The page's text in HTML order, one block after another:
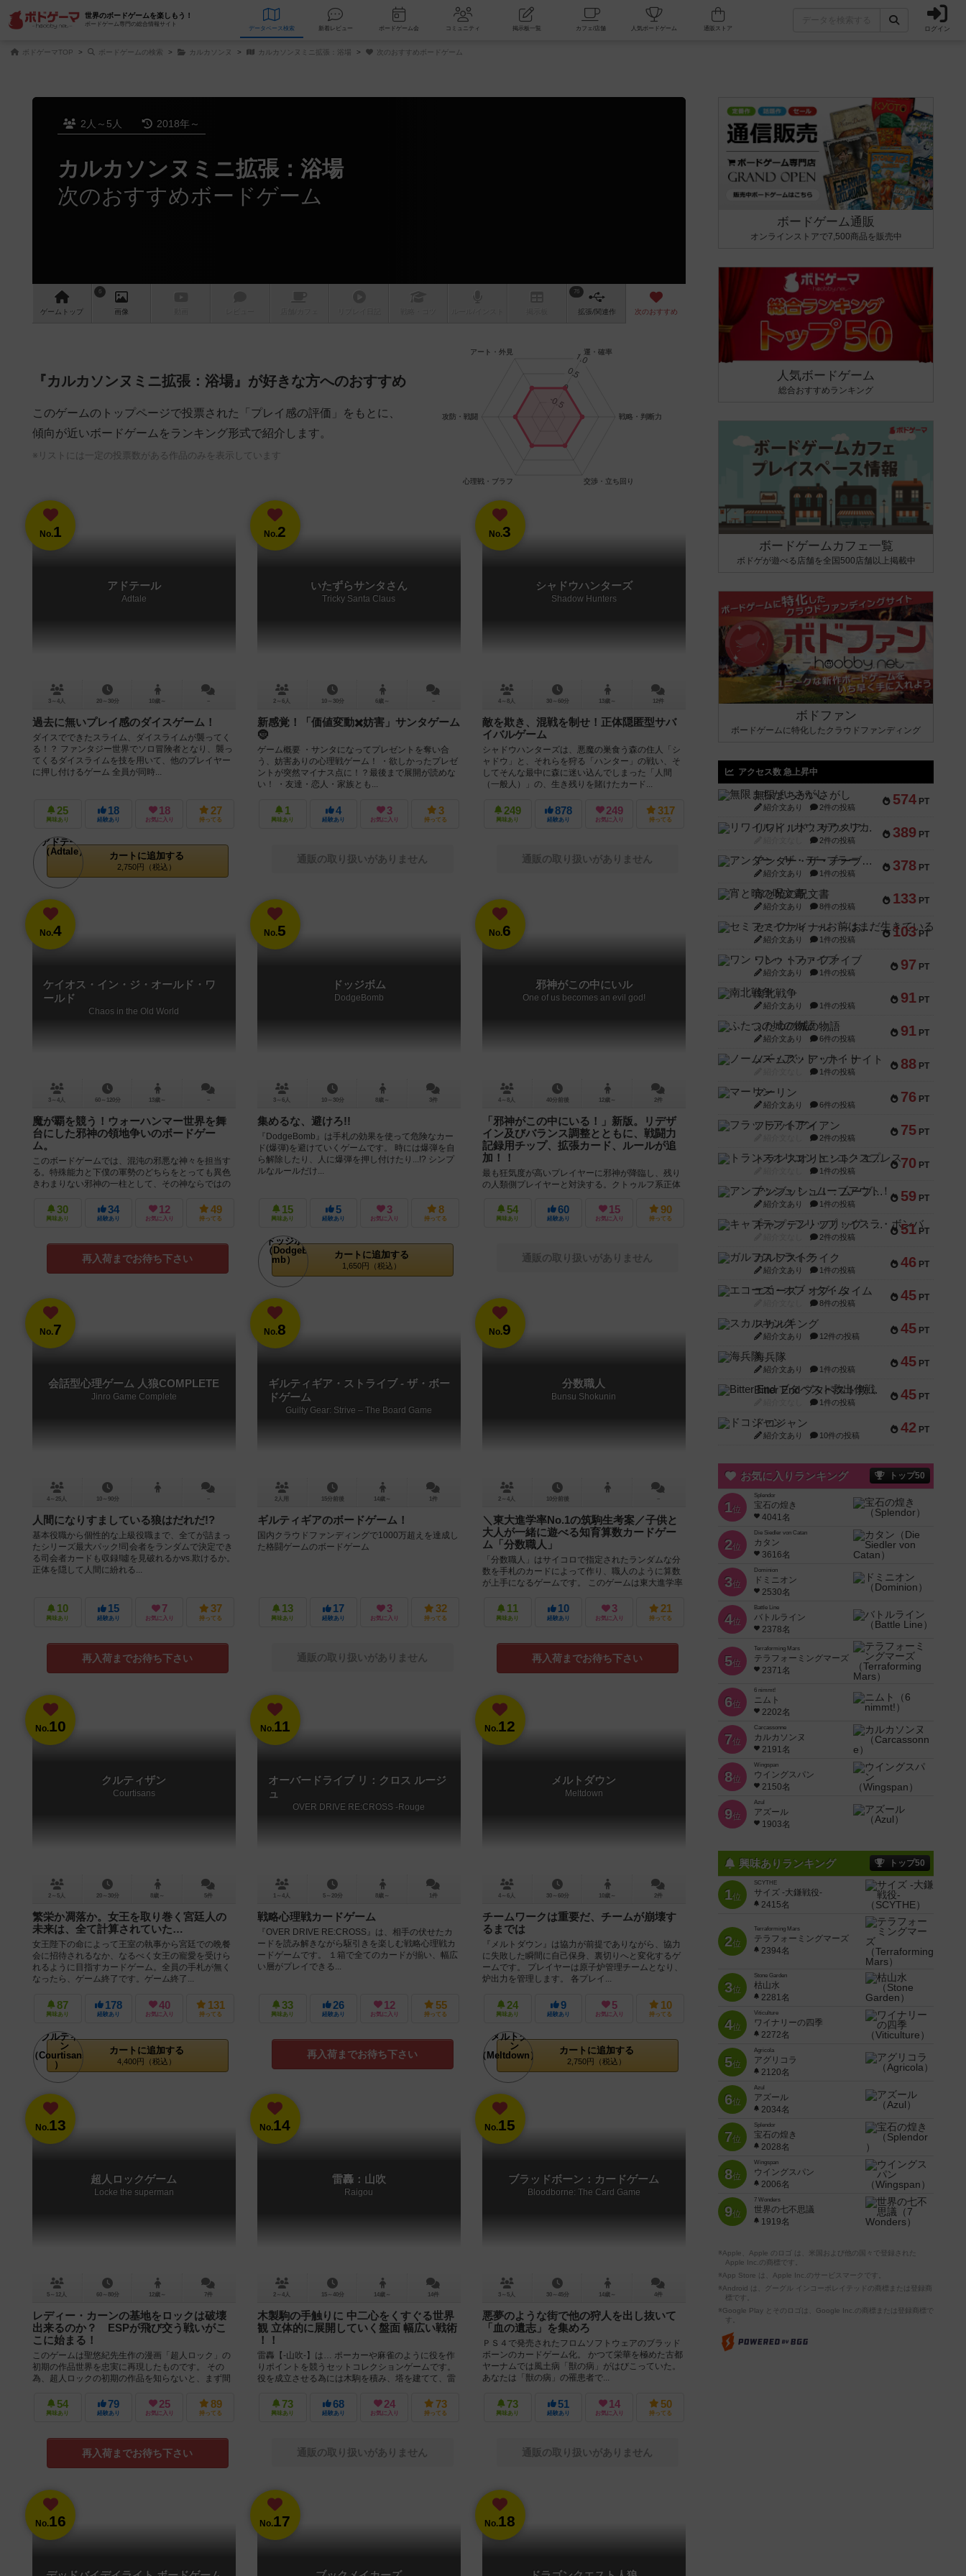
世界のボードゲームを楽しもう！
ボードゲーム専門の総合情報サイト
データベース 検索 新着レビュー ボードゲーム会 コミュニティ 掲示板一覧 カフェ/店舗 人気ボードゲーム ログイン
ボドゲーマTOP ボードゲームの検索 カルカソンヌ カルカソンヌミニ拡張：浴場 次のおすすめボードゲーム
2人～5人 2018年～
カルカソンヌミニ拡張：浴場
次のおすすめボードゲーム
ゲーム トップ
6
画像
76
拡張/関連作 次のおすすめ
『カルカソンヌミニ拡張：浴場』が好きな方へのおすすめ
このゲームのトップページで投票された「プレイ感の評価」をもとに、
傾向が近いボードゲームをランキング形式で紹介します。
※リストには一定の投票数がある作品のみを表示しています
No.1
アドテール
Adtale
3～4人 20～30分 10歳～ －
過去に無いプレイ感のダイスゲーム！
ダイスでできたスライム、ダイスライムが襲ってく
る！？ ファンタジー世界でソロ冒険者となり、襲っ
てくるダイスライムを技を用いて、他のプレイヤー
に押し付けるゲーム 全員が同時...
25
興味あり
18
経験あり
18
お気に入り
27
持ってる
カートに追加する
2,750円（税込）
No.2
いたずらサンタさん
Tricky Santa Claus
2～6人 10～30分 6歳～ －
新感覚！「価値変動✖️妨害」サンタゲーム
🤶
ゲーム概要 ・サンタになってプレゼントを奪い合
う、妨害ありの心理戦ゲーム！ ・欲しかったプレゼ
ントが突然マイナス点に！？最後まで展開が読めな
い！ ・友達・恋人・家族とも...
1
興味あり
4
経験あり
3
お気に入り
3
持ってる
通販の取り扱いがありません
No.3
シャドウハンターズ
Shadow Hunters
4～8人 30～60分 13歳～ 12件
敵を欺き、混戦を制せ！正体隠匿型サバ
イバルゲーム
シャドウハンターズは、悪魔の巣食う森の住人「シ
ャドウ」と、それらを狩る「ハンター」の戦い、そ
してそんな最中に森に迷い込んでしまった「人間
（一般人）」の、生き残りを賭けたカード...
249
興味あり
878
経験あり
249
お気に入り
317
持ってる
通販の取り扱いがありません
No.4
ケイオス・イン・ジ・オールド・ワ
ールド
Chaos in the Old World
3～4人 60～120分 13歳～ －
魔が覇を競う！ウォーハンマー世界を舞
台にした邪神の領地争いのボードゲー
ム。
このボードゲームでは、混沌の邪悪な神々を担当す
る。特殊能力と下僕の軍勢のどちらをとっても異色
きわまりない邪神の一柱として、その神ならではの
30
興味あり
34
経験あり
12
お気に入り
49
持ってる
再入荷までお待ち下さい
No.5
ドッジボム
DodgeBomb
3～6人 10～30分 8歳～ 3件
集めるな、避けろ!!
『DodgeBomb』は手札の効果を使って危険なカー
ド(爆弾)を避けていくゲームです。 時には爆弾を自
ら解除したり、人に爆弾を押し付けたり...!? シンプ
ルなルールだけ...
15
興味あり
5
経験あり
3
お気に入り
8
持ってる
カートに追加する
1,650円（税込）
No.6
邪神がこの中にいル
One of us becomes an evil god!
4～8人 40分前後 12歳～ 2件
「邪神がこの中にいる！」新版。リデザ
イン及びバランス調整とともに、戦闘力
記録用チップ、拡張カード、ルールが追
加！！
最も狂気度が高いプレイヤーに邪神が降臨し、残り
の人類側プレイヤーと対決する。クトゥルフ系正体
復活。 カードのリデザイン、ゲーム...
54
興味あり
60
経験あり
15
お気に入り
90
持ってる
通販の取り扱いがありません
No.7
会話型心理ゲーム 人狼COMPLETE
Jinro Game Complete
4～25人 10～90分 －
人間になりすましている狼はだれだ!?
基本役職から個性的な上級役職まで、全てが詰まっ
たシリーズ最大パック!司会者をランダムで決定でき
る司会者カードも収録!噓を見破れるかvs.欺けるか。
正体を隠して人間に紛れる...
10
興味あり
15
経験あり
7
お気に入り
37
持ってる
再入荷までお待ち下さい
No.8
ギルティギア・ストライブ - ザ・ボー
ドゲーム
Guilty Gear: Strive – The Board Game
2人用 15分前後 14歳～ 1件
ギルティギアのボードゲーム！
国内クラウドファンディングで1000万超えを達成し
た格闘ゲームのボードゲーム
13
興味あり
17
経験あり
3
お気に入り
32
持ってる
通販の取り扱いがありません
No.9
分数職人
Bunsu Shokunin
2～4人 10分前後 －
＼東大進学率No.1の筑駒生考案／子供と
大人が一緒に遊べる知育算数カードゲー
ム「分数職人」
「分数職人」はサイコロで指定されたランダムな分
数を手札のカードによって作り、職人のように算数
が上手になるゲームです。 このゲームは東大進学率
11
興味あり
10
経験あり
3
お気に入り
21
持ってる
再入荷までお待ち下さい
No.10
クルティザン
Courtisans
2～5人 20～30分 8歳～ 5件
繁栄か凋落か。女王を取り巻く宮廷人の
未来は、全て計算されていた…
女王陛下の命によって王室の執事から宮廷での晩餐
会に招待されるなか、なるべく女王の寵愛を受けら
れるように目指すカードゲーム。全員の手札が無く
なったら、ゲーム終了です。ゲーム終了...
87
興味あり
178
経験あり
40
お気に入り
131
持ってる
カートに追加する
4,400円（税込）
No.11
オーバードライブ リ：クロス ルージ
ュ
OVER DRIVE RE:CROSS -Rouge
1～4人 5～20分 8歳～ 1件
戦略心理戦カードゲーム
『OVER DRIVE RE:CROSS』は、相手の伏せたカ
ードを読み解きながら駆引きを楽しむ戦略心理戦カ
ードゲームです。 １箱で全てのカードが揃い、幅広
い層がプレイできる...
33
興味あり
26
経験あり
12
お気に入り
55
持ってる
再入荷までお待ち下さい
No.12
メルトダウン
Meltdown
4～6人 30～60分 10歳～ 2件
チームワークは重要だ、チームが崩壊す
るまでは
『メルトダウン』は協力が前提でありながら、協力
に失敗した瞬間に自己保身、裏切りへと変化するゲ
ームです。 プレイヤーは原子炉管理チームとなり、
炉出力を管理します。 各プレイ...
24
興味あり
9
経験あり
5
お気に入り
10
持ってる
カートに追加する
2,750円（税込）
No.13
超人ロックゲーム
Locke the superman
5～12人 60～80分 12歳～ 7件
レディー・カーンの基地をロックは破壊
出来るのか？ ESPが飛び交う戦いがこ
こに始まる！
このゲームは聖悠紀先生作の漫画「超人ロック」の
初期の作品世界を忠実に再現したものです。 その
為、超人ロックの初期の作品を知らないと、まず間
54
興味あり
79
経験あり
25
お気に入り
89
持ってる
再入荷までお待ち下さい
No.14
雷轟：山吹
Raigou
2～4人 15～40分 14歳～ 14件
木製駒の手触りに 中二心をくすぐる世界
観 立体的に展開していく盤面 幅広い戦術
！！
雷轟【-山吹-】は… ポーカーや麻雀のように役を作
りポイントを競うセットコレクションゲームです。
役を成立させる為には木駒を積み、塔を建てて、雷
73
興味あり
68
経験あり
24
お気に入り
73
持ってる
通販の取り扱いがありません
No.15
ブラッドボーン：カードゲーム
Bloodborne: The Card Game
3～5人 30～45分 14歳～ 4件
悪夢のような街で他の狩人を出し抜いて
「血の遺志」を集めろ
ＰＳ４で発売されたフロムソフトウェアのブラッド
ボーンのカードゲーム化。 かつて栄華を極めた古都
ヤーナムでは風土病「獣の病」がはびこっていた。
あなたは「獣の病」の罹患者で...
73
興味あり
51
経験あり
14
お気に入り
50
持ってる
通販の取り扱いがありません
No.16 No.17 No.18
ボードゲーム通販
オンラインストアで7,500商品を販売中
人気ボードゲーム
総合おすすめランキング
ボードゲームカフェ一覧
ボドゲが遊べる店舗を全国500店舗以上掲載中
ボドファン
ボードゲームに特化したクラウドファンディング
アクセス数 急上昇中
574 PT
無限まちがいさがし
紹介文あり 2件の投稿
389 PT
リワイルド：サウスアメリカ
2件の投稿
378 PT
アンダー・ザ・テーブラー
紹介文あり 1件の投稿
133 PT
宵と暁の呪文書
紹介文あり 8件の投稿
103 PT
セミファイナル ～お前はまだ生きている～
紹介文あり 1件の投稿
97 PT
ワン・トゥ・ファイブ
紹介文あり 1件の投稿
91 PT
南北戦争
紹介文あり 1件の投稿
91 PT
ふたつの城の物語
紹介文あり 6件の投稿
88 PT
ノームズ・アット・ナイト
1件の投稿
76 PT
マーリン
紹介文あり 6件の投稿
75 PT
フラットアイアン
2件の投稿
70 PT
トランスオリエント・エクスプレス
1件の投稿
59 PT
アンブッシュ！：ムーブアウト！
紹介文あり 1件の投稿
51 PT
キャプテン・フリップ：イスラ・ボンバ
2件の投稿
46 PT
ガルフストライク
紹介文あり 1件の投稿
45 PT
エコーズ・オブ・タイム
8件の投稿
45 PT
スカルキング
紹介文あり 12件の投稿
45 PT
海兵隊
紹介文あり 1件の投稿
45 PT
Bitter End ブタペスト救出作戦
1件の投稿
42 PT
ドコジャン
紹介文あり 10件の投稿
お気に入りランキング トップ50
1位
Splendor
宝石の煌き
4041名
2位
Die Siedler von Catan
カタン
3616名
3位
Dominion
ドミニオン
2530名
4位
Battle Line
バトルライン
2378名
5位
Terraforming Mars
テラフォーミングマーズ
2371名
6位
6 nimmt!
ニムト
2202名
7位
Carcassonne
カルカソンヌ
2191名
8位
Wingspan
ウイングスパン
2150名
9位
Azul
アズール
1903名
興味ありランキング トップ50
1位
SCYTHE
サイズ -大鎌戦役-
2415名
2位
Terraforming Mars
テラフォーミングマーズ
2394名
3位
Stone Garden
枯山水
2281名
4位
Viticulture
ワイナリーの四季
2272名
5位
Agricola
アグリコラ
2120名
6位
Azul
アズール
2034名
7位
Splendor
宝石の煌き
2028名
8位
Wingspan
ウイングスパン
2006名
9位
7 Wonders
世界の七不思議
1919名
※Apple、Apple のロゴ は、米国および他の国々で登録された
Apple Inc.の商標です。
※App Store は、Apple Inc.のサービスマークです。
※Android は、グーグル インコーポレイテッドの商標または登録商
標です。
※Google Play とそのロゴは、Google Inc.の商標または登録商標で
す。